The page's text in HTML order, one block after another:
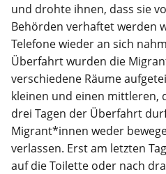
und drohte ihnen, dass sie
Behörden verhaftet werden
Telefone wieder an sich
Überfahrt wurden die
verschiedene Räume
kleinen und einen mittleren,
drei Tagen der Überfahrt
Migrant*innen weder
verlassen. Erst am letzten
auf die Toilette oder nach